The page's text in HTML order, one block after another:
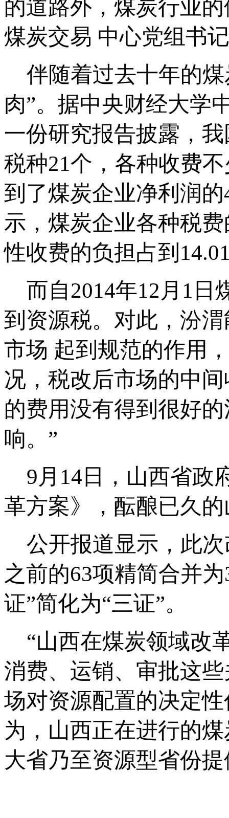
的道路外，煤炭行业
煤炭交易 中心党组书
伴随着过去十年的煤
肉”。据中央财经大学
一份研究报告披露，
税种21个，各种收费
到了煤炭企业净利润
示，煤炭企业各种税
性收费的负担占到
而自2014年12月1日
到资源税。对此，汾
市场 起到规范的作用
况，税改后市场的中
的费用没有得到很好
响。”
9月14日，山西省政
革方案》，酝酿已久
公开报道显示，此次
之前的63项精简合并
证”简化为“三证”。
“山西在煤炭领域改
消费、运销、审批这
场对资源配置的决定
为，山西正在进行的
大省乃至资源型省份